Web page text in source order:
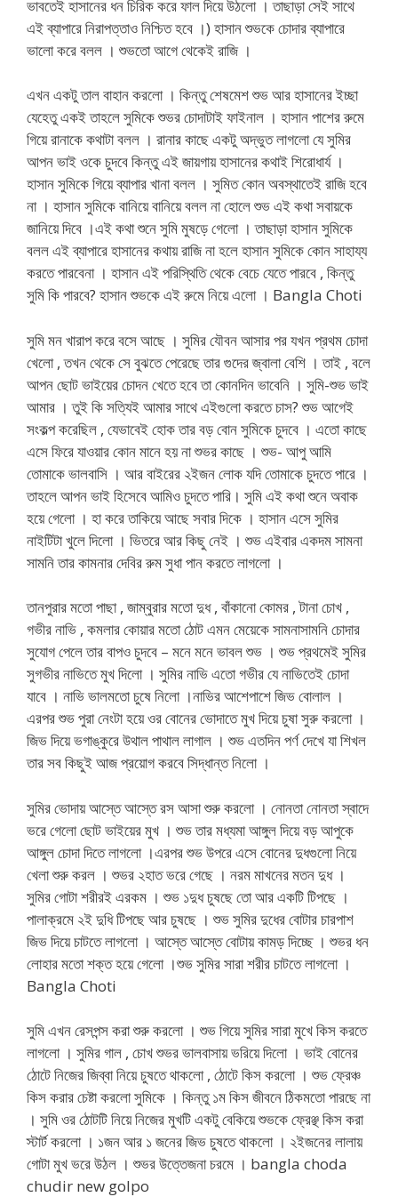
ভাবতেই হাসানের ধন চিরিক করে ফাল দিয়ে উঠলো । তাছাড়া সেই সাথে
এই ব্যাপারে নিরাপত্তাও নিশ্চিত হবে ।) হাসান শুভকে চোদার ব্যাপারে
ভালো করে বলল । শুভতো আগে থেকেই রাজি ।
এখন একটু তাল বাহান করলো । কিন্তু শেষমেশ শুভ আর হাসানের ইচ্ছা
যেহেতু একই তাহলে সুমিকে শুভর চোদাটাই ফাইনাল । হাসান পাশের রুমে
গিয়ে রানাকে কথাটা বলল । রানার কাছে একটু অদ্ভুত লাগলো যে সুমির
আপন ভাই ওকে চুদবে কিন্তু এই জায়গায় হাসানের কথাই শিরোধার্য ।
হাসান সুমিকে গিয়ে ব্যাপার খানা বলল । সুমিত কোন অবস্থাতেই রাজি হবে
না । হাসান সুমিকে বানিয়ে বানিয়ে বলল না হোলে শুভ এই কথা সবায়কে
জানিয়ে দিবে ।এই কথা শুনে সুমি মুষড়ে গেলো । তাছাড়া হাসান সুমিকে
বলল এই ব্যাপারে হাসানের কথায় রাজি না হলে হাসান সুমিকে কোন সাহায্য
করতে পারবেনা । হাসান এই পরিস্থিতি থেকে বেচে যেতে পারবে , কিন্তু
সুমি কি পারবে? হাসান শুভকে এই রুমে নিয়ে এলো । Bangla Choti
সুমি মন খারাপ করে বসে আছে । সুমির যৌবন আসার পর যখন প্রথম চোদা
খেলো , তখন থেকে সে বুঝতে পেরেছে তার গুদের জ্বালা বেশি । তাই , বলে
আপন ছোট ভাইয়ের চোদন খেতে হবে তা কোনদিন ভাবেনি । সুমি-শুভ ভাই
আমার । তুই কি সত্যিই আমার সাথে এইগুলো করতে চাস? শুভ আগেই
সংকল্প করেছিল , যেভাবেই হোক তার বড় বোন সুমিকে চুদবে । এতো কাছে
এসে ফিরে যাওয়ার কোন মানে হয় না শুভর কাছে । শুভ- আপু আমি
তোমাকে ভালবাসি । আর বাইরের ২ইজন লোক যদি তোমাকে চুদতে পারে ।
তাহলে আপন ভাই হিসেবে আমিও চুদতে পারি। সুমি এই কথা শুনে অবাক
হয়ে গেলো । হা করে তাকিয়ে আছে সবার দিকে । হাসান এসে সুমির
নাইটিটা খুলে দিলো । ভিতরে আর কিছু নেই । শুভ এইবার একদম সামনা
সামনি তার কামনার দেবির রুম সুধা পান করতে লাগলো ।
তানপুরার মতো পাছা , জাম্বুরার মতো দুধ , বাঁকানো কোমর , টানা চোখ ,
গভীর নাভি , কমলার কোয়ার মতো ঠোট এমন মেয়েকে সামনাসামনি চোদার
সুযোগ পেলে তার বাপও চুদবে – মনে মনে ভাবল শুভ । শুভ প্রথমেই সুমির
সুগভীর নাভিতে মুখ দিলো । সুমির নাভি এতো গভীর যে নাভিতেই চোদা
যাবে । নাভি ভালমতো চুষে নিলো ।নাভির আশেপাশে জিভ বোলাল ।
এরপর শুভ পুরা নেংটা হয়ে ওর বোনের ভোদাতে মুখ দিয়ে চুষা সুরু করলো ।
জিভ দিয়ে ভগাঙ্কুরে উথাল পাথাল লাগাল । শুভ এতদিন পর্ণ দেখে যা শিখল
তার সব কিছুই আজ প্রয়োগ করবে সিদ্ধান্ত নিলো ।
সুমির ভোদায় আস্তে আস্তে রস আসা শুরু করলো । নোনতা নোনতা স্বাদে
ভরে গেলো ছোট ভাইয়ের মুখ । শুভ তার মধ্যমা আঙ্গুল দিয়ে বড় আপুকে
আঙ্গুল চোদা দিতে লাগলো ।এরপর শুভ উপরে এসে বোনের দুধগুলো নিয়ে
খেলা শুরু করল । শুভর ২হাত ভরে গেছে । নরম মাখনের মতন দুধ ।
সুমির গোটা শরীরই এরকম । শুভ ১দুধ চুষছে তো আর একটি টিপছে ।
পালাক্রমে ২ই দুধি টিপছে আর চুষছে । শুভ সুমির দুধের বোটার চারপাশ
জিভ দিয়ে চাটতে লাগলো । আস্তে আস্তে বোটায় কামড় দিচ্ছে । শুভর ধন
লোহার মতো শক্ত হয়ে গেলো ।শুভ সুমির সারা শরীর চাটতে লাগলো ।
Bangla Choti
সুমি এখন রেসপন্স করা শুরু করলো । শুভ গিয়ে সুমির সারা মুখে কিস করতে
লাগলো । সুমির গাল , চোখ শুভর ভালবাসায় ভরিয়ে দিলো । ভাই বোনের
ঠোটে নিজের জিব্বা নিয়ে চুষতে থাকলো , ঠোটে কিস করলো । শুভ ফ্রেঞ্চ
কিস করার চেষ্টা করলো সুমিকে । কিন্তু ১ম কিস জীবনে ঠিকমতো পারছে না
। সুমি ওর ঠোটটি নিয়ে নিজের মুখটি একটু বেকিয়ে শুভকে ফ্রেঞ্ছ কিস করা
স্টার্ট করলো । ১জন আর ১ জনের জিভ চুষতে থাকলো । ২ইজনের লালায়
গোটা মুখ ভরে উঠল । শুভর উত্তেজনা চরমে । bangla choda
chudir new golpo